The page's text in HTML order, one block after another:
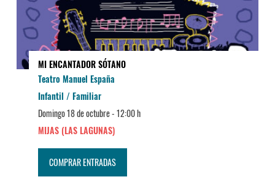
MI ENCANTADOR SÓTANO
Teatro Manuel España
Infantil / Familiar
Domingo 18 de octubre -12:00 h
MIJAS (LAS LAGUNAS)
COMPRAR ENTRADAS